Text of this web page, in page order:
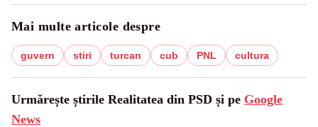
Mai multe articole despre
guvern stiri turcan cub PNL cultura
Urmărește știrile Realitatea din PSD și pe Google
News